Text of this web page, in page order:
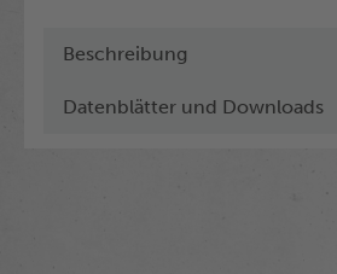
Beschreibung
Datenblätter und Downloads